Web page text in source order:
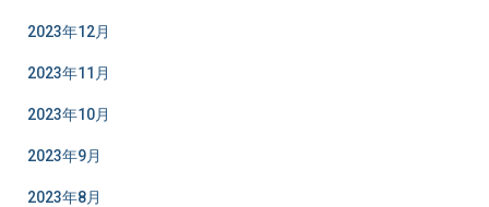
2023年12月
2023年11月
2023年10月
2023年9月
2023年8月